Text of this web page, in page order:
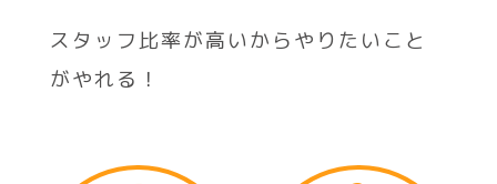
スタッフ比率が高いからやりたいこと
がやれる！